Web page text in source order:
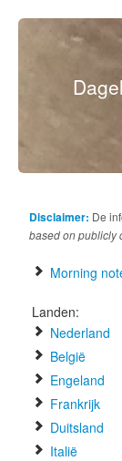
Disclaimer: De
based on publicly
Morning
Landen:
Nederland
België
Engeland
Frankrijk
Duitsland
Italië